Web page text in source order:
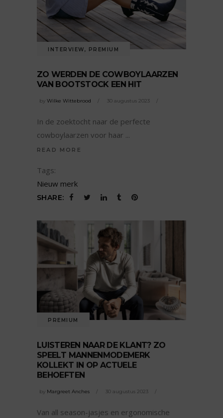
INTERVIEW, PREMIUM
ZO WERDEN DE COWBOYLAARZEN
VAN BOOTSTOCK EEN HIT
by Wilke Wittebrood 30 augustus 2023
In de zoektocht naar de perfecte
cowboylaarzen voor haar
READ MORE
Tags:
Nieuw merk
SHARE:
PREMIUM
LUISTEREN NAAR DE KLANT? ZO
SPEELT MANNENMODEMERK
KOLLEKT IN OP ACTUELE
BEHOEFTEN
by Margreet Anches 30 augustus 2023
Van all season-jasjes en ergonomische